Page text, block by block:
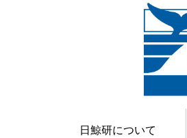
日鯨研について